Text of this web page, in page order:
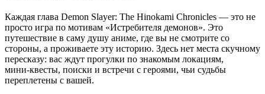
Каждая глава Demon Slayer: The Hinokami Chronicles — это не
просто игра по мотивам «Истребителя демонов». Это
путешествие в саму душу аниме, где вы не смотрите со
стороны, а проживаете эту историю. Здесь нет места скучному
пересказу: вас ждут прогулки по знакомым локациям,
мини‑квесты, поиски и встречи с героями, чьи судьбы
переплетены с вашей.